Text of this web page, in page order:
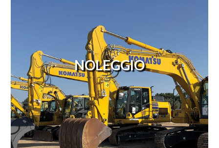
NOLEGGIO